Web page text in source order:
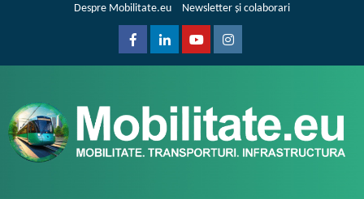
Despre Mobilitate.eu Newsletter și colaborari
FacebookLinkedinYoutubeInstagram